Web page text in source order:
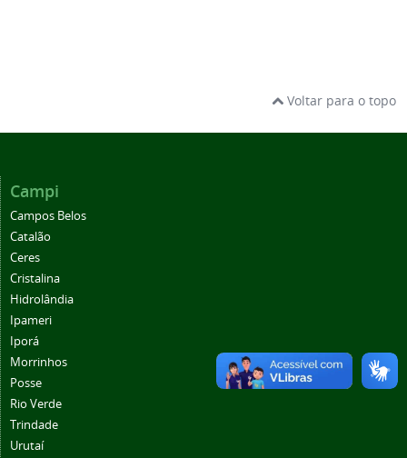
Voltar para o topo
Campi
Campos Belos
Catalão
Ceres
Cristalina
Hidrolândia
Ipameri
Iporá
Morrinhos
Posse
Rio Verde
Trindade
Urutaí